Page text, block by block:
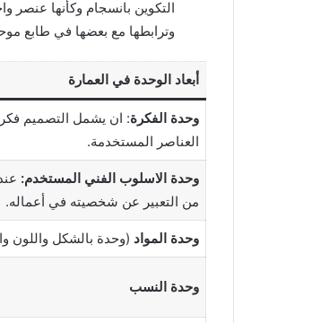
التكوين بانسجام وكأنها عنصر
وترابطها مع بعضها في طابع
أبعاد الوحدة في العمارة
وحدة الفكرة: ان يشمل التصميم
العناصر المستخدمة.
وحدة الاسلوب الفني المستخدم:
من التعبير عن شخصيته في أعماله.
وحدة المواد (وحدة بالشكل واللون
وحدة النسب